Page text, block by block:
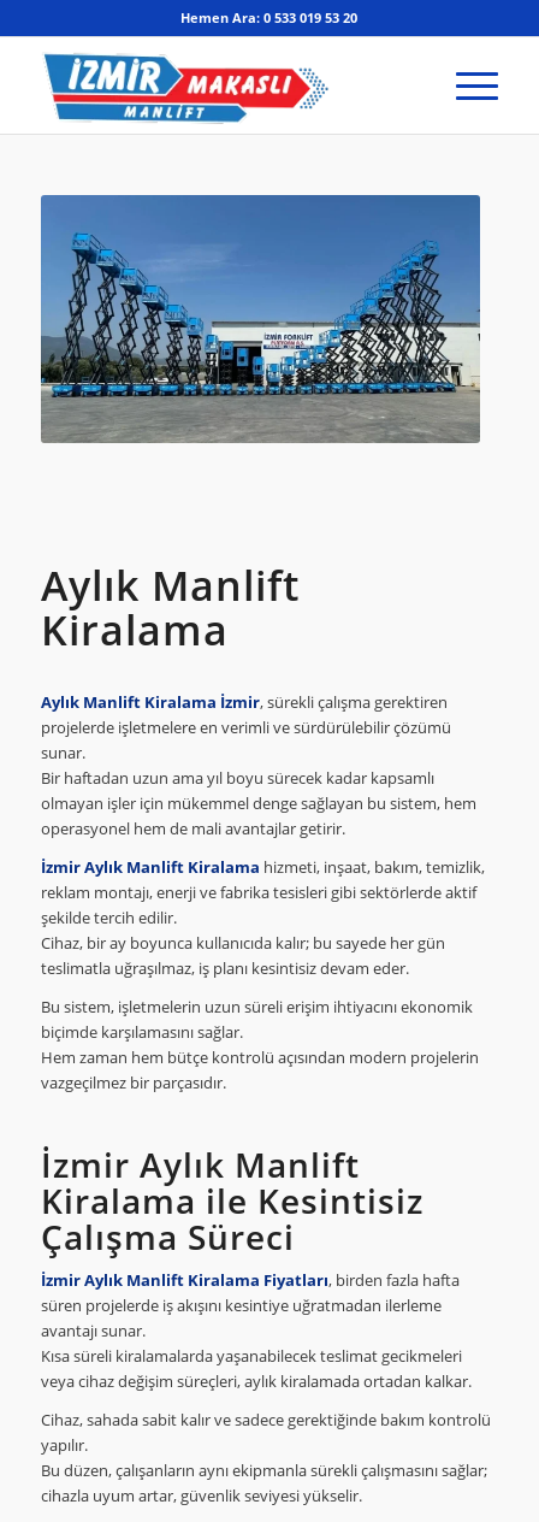
Hemen Ara: 0 533 019 53 20
Aylık Manlift
Kiralama
Aylık Manlift Kiralama İzmir, sürekli çalışma gerektiren
projelerde işletmelere en verimli ve sürdürülebilir çözümü
sunar.
Bir haftadan uzun ama yıl boyu sürecek kadar kapsamlı
olmayan işler için mükemmel denge sağlayan bu sistem, hem
operasyonel hem de mali avantajlar getirir.
İzmir Aylık Manlift Kiralama hizmeti, inşaat, bakım, temizlik,
reklam montajı, enerji ve fabrika tesisleri gibi sektörlerde aktif
şekilde tercih edilir.
Cihaz, bir ay boyunca kullanıcıda kalır; bu sayede her gün
teslimatla uğraşılmaz, iş planı kesintisiz devam eder.
Bu sistem, işletmelerin uzun süreli erişim ihtiyacını ekonomik
biçimde karşılamasını sağlar.
Hem zaman hem bütçe kontrolü açısından modern projelerin
vazgeçilmez bir parçasıdır.
İzmir Aylık Manlift
Kiralama ile Kesintisiz
Çalışma Süreci
İzmir Aylık Manlift Kiralama Fiyatları, birden fazla hafta
süren projelerde iş akışını kesintiye uğratmadan ilerleme
avantajı sunar.
Kısa süreli kiralamalarda yaşanabilecek teslimat gecikmeleri
veya cihaz değişim süreçleri, aylık kiralamada ortadan kalkar.
Cihaz, sahada sabit kalır ve sadece gerektiğinde bakım kontrolü
yapılır.
Bu düzen, çalışanların aynı ekipmanla sürekli çalışmasını sağlar;
cihazla uyum artar, güvenlik seviyesi yükselir.